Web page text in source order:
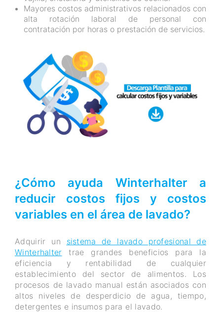
Mayores costos administrativos relacionados con
alta rotación laboral de personal con
contratación por horas o prestación de servicios.
¿Cómo ayuda Winterhalter a
reducir costos fijos y costos
variables en el área de lavado?
Adquirir un sistema de lavado profesional de
Winterhalter trae grandes beneficios para la
eficiencia y rentabilidad de cualquier
establecimiento del sector de alimentos. Los
procesos de lavado manual están asociados con
altos niveles de desperdicio de agua, tiempo,
detergentes e insumos para el lavado.